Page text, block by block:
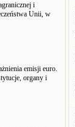
i
Unii, w
emisji euro.
organy i